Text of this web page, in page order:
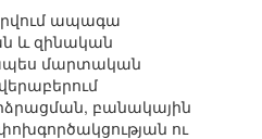
ապագա
և զինական
մարտական
բանակային
ու